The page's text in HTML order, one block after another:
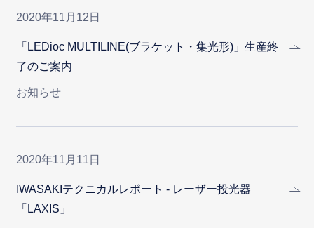
2020年11月12日
「LEDioc MULTILINE(ブラケット・集光形)」生産終
了のご案内
お知らせ
2020年11月11日
IWASAKIテクニカルレポート - レーザー投光器
「LAXIS」